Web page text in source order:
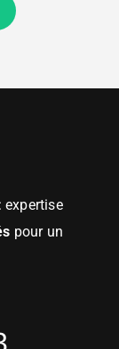
expertise
pour un